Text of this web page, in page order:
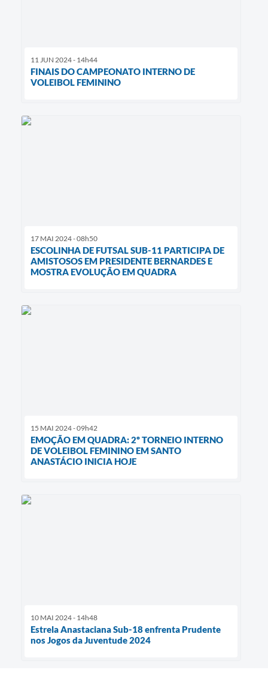
11 JUN 2024 - 14h44
FINAIS DO CAMPEONATO INTERNO DE
VOLEIBOL FEMININO
17 MAI 2024 - 08h50
ESCOLINHA DE FUTSAL SUB-11 PARTICIPA DE
AMISTOSOS EM PRESIDENTE BERNARDES E
MOSTRA EVOLUÇÃO EM QUADRA
15 MAI 2024 - 09h42
EMOÇÃO EM QUADRA: 2º TORNEIO INTERNO
DE VOLEIBOL FEMININO EM SANTO
ANASTÁCIO INICIA HOJE
10 MAI 2024 - 14h48
Estrela Anastaciana Sub-18 enfrenta Prudente
nos Jogos da Juventude 2024